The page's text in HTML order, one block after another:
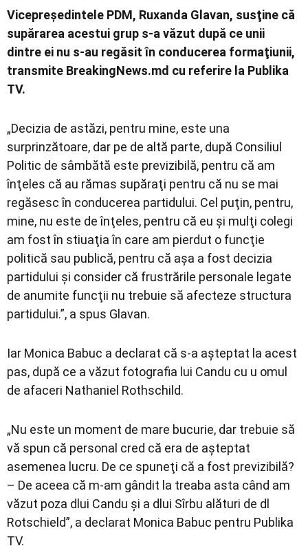
Vicepreşedintele PDM, Ruxanda Glavan, susţine că
supărarea acestui grup s-a văzut după ce unii
dintre ei nu s-au regăsit în conducerea formaţiunii,
transmite BreakingNews.md cu referire la Publika
TV.
„Decizia de astăzi, pentru mine, este una
surprinzătoare, dar pe de altă parte, după Consiliul
Politic de sâmbătă este previzibilă, pentru că am
înţeles că au rămas supăraţi pentru că nu se mai
regăsesc în conducerea partidului. Cel puţin, pentru,
mine, nu este de înţeles, pentru că eu şi mulţi colegi
am fost în stiuaţia în care am pierdut o funcţie
politică sau publică, pentru că aşa a fost decizia
partidului şi consider că frustrările personale legate
de anumite funcţii nu trebuie să afecteze structura
partidului.”, a spus Glavan.
Iar Monica Babuc a declarat că s-a așteptat la acest
pas, după ce a văzut fotografia lui Candu cu u omul
de afaceri Nathaniel Rothschild.
„Nu este un moment de mare bucurie, dar trebuie să
vă spun că personal cred că era de aşteptat
asemenea lucru. De ce spuneţi că a fost previzibilă?
– De aceea сă m-am gândit la treaba asta când am
văzut poza dlui Candu şi a dlui Sîrbu alături de dl
Rotschield”, a declarat Monica Babuc pentru Publika
TV.